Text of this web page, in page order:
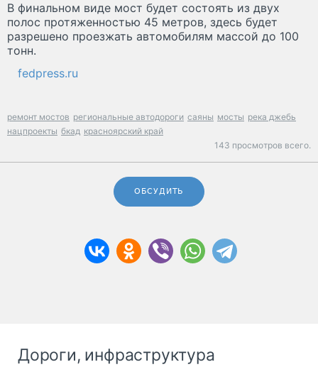
В финальном виде мост будет состоять из двух
полос протяженностью 45 метров, здесь будет
разрешено проезжать автомобилям массой до 100
тонн.
fedpress.ru
ремонт мостов региональные автодороги саяны мосты река джебь
нацпроекты бкад красноярский край
143 просмотров всего.
ОБСУДИТЬ
Дороги, инфраструктура